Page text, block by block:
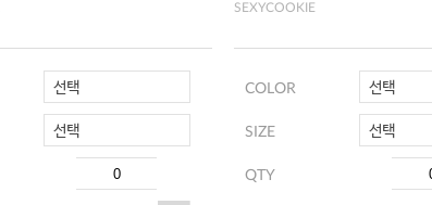
선택
선택
SEXYCOOKIE
COLOR 선택
SIZE 선택
QTY